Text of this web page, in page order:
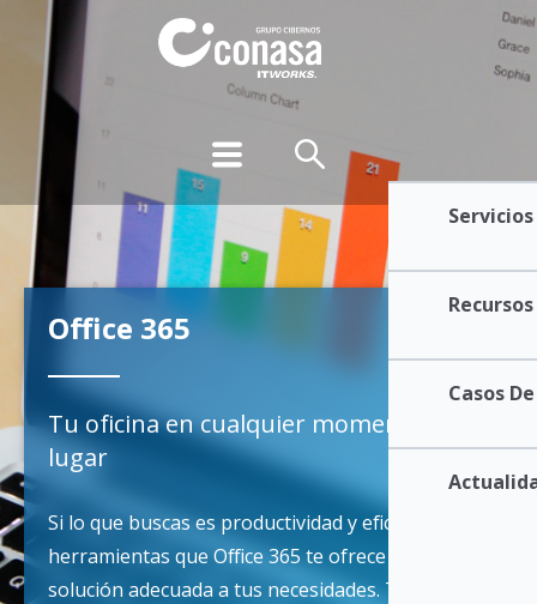
Recursos
Casos
Office 365
Tu oficina en cualquier momento y
lugar
Si lo que buscas es productividad y eficiencia, las
herramientas que Office 365 te ofrece son la
solución adecuada a tus necesidades. Trabajarás